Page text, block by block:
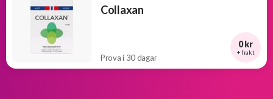
Collaxan
Prova i 30 dagar
0 kr
+ frakt